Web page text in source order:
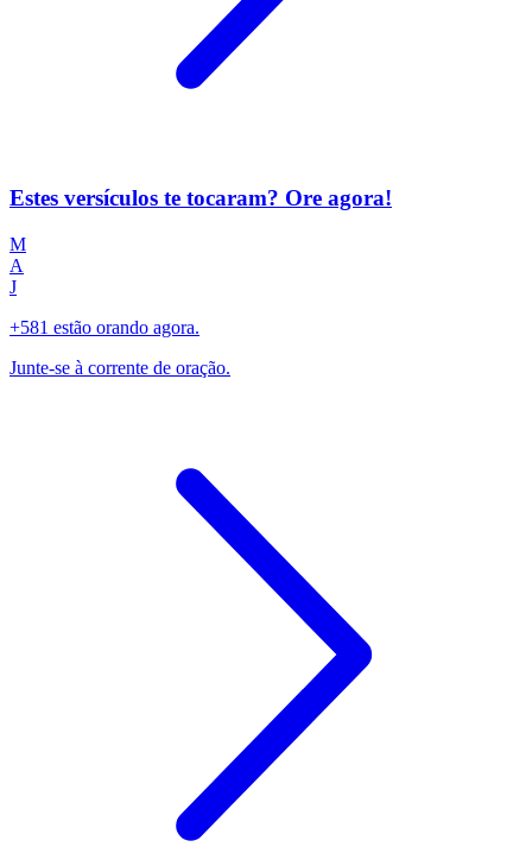
Estes versículos te tocaram? Ore agora!
M
A
J
+581 estão orando agora.
Junte-se à corrente de oração.